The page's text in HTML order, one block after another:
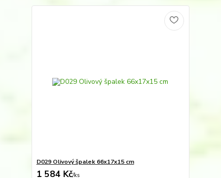
D029 Olivový špalek 66x17x15 cm
1 584 Kč/ks